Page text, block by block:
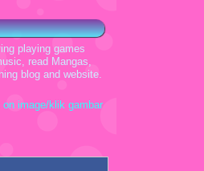
playing games
read Mangas,
blog and website.
image/klik gambar